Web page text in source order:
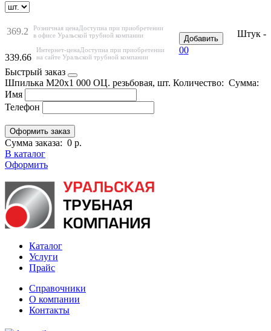
Штук -
369.2 Розничная ценаДоступна при приобретении
в офисе Уральской трубной компании
339.66
Интернет-ценаДоступна при приобретении
на сайте Уральской трубной компании
Добавить
00
Быстрый заказ
Шпилька М20х1 000 ОЦ. резьбовая, шт. Количество: Сумма:
Имя
Телефон
Сумма заказа: 0 р.
В каталог
Оформить
Каталог
Услуги
Прайс
Справочники
О компании
Контакты